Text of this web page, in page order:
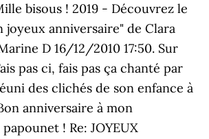
bisous ! 2019 - Découvrez le
joyeux anniversaire" de Clara
D 16/12/2010 17:50. Sur
pas ci, fais pas ça chanté par
des clichés de son enfance à
anniversaire à mon
! Re: JOYEUX